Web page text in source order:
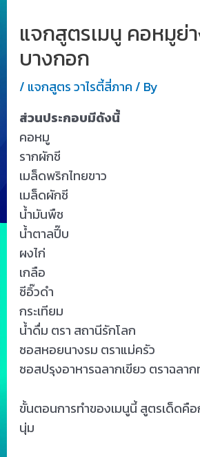
แจกสูตรเมนู คอหมูย่
บางกอก
/ แจกสูตร วาไรตี้สี่ภาค / By
ส่วนประกอบมีดังนี้
คอหมู
รากผักชี
เมล็ดพริกไทยขาว
เมล็ดผักชี
น้ำมันพืช
น้ำตาลปี๊บ
ผงไก่
เกลือ
ซีอิ๊วดำ
กระเทียม
น้ำดื่ม ตรา สถานีรักโลก
ซอสหอยนางรม ตราแม่ครัว
ซอสปรุงอาหารฉลากเขียว ตราฉลา
ขั้นตอนการทำของเมนูนี้ สูตรเด็ดคื
นุ่ม